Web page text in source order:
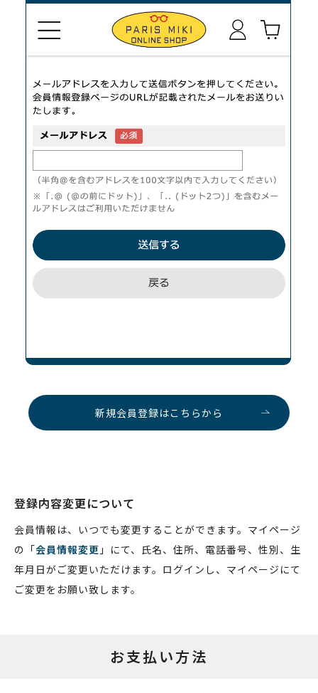
新規会員登録はこちらから
登録内容変更について
会員情報は、いつでも変更することができます。 マイページ
の「会員情報変更 」にて、氏名、住所、電話番号、性別、生
年月日がご変更いただけます。 ログインし、マイページにて
ご変更をお願い致します。
お支払い方法